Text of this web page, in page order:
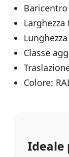
Classe
Colore:
Ideale